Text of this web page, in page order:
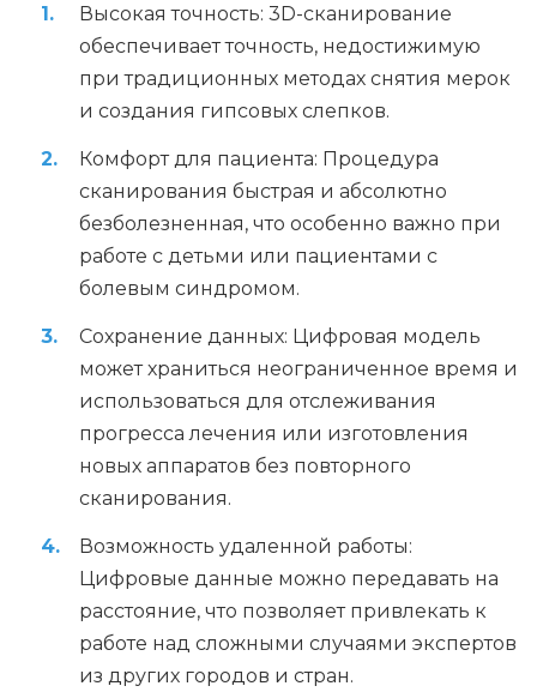
Высокая точность: 3D-сканирование
обеспечивает точность, недостижимую
при традиционных методах снятия мерок
и создания гипсовых слепков.
Комфорт для пациента: Процедура
сканирования быстрая и абсолютно
безболезненная, что особенно важно при
работе с детьми или пациентами с
болевым синдромом.
Сохранение данных: Цифровая модель
может храниться неограниченное время и
использоваться для отслеживания
прогресса лечения или изготовления
новых аппаратов без повторного
сканирования.
Возможность удаленной работы:
Цифровые данные можно передавать на
расстояние, что позволяет привлекать к
работе над сложными случаями экспертов
из других городов и стран.